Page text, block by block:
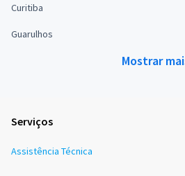
Curitiba
Guarulhos
Mostrar
Serviços
Assistência Técnica